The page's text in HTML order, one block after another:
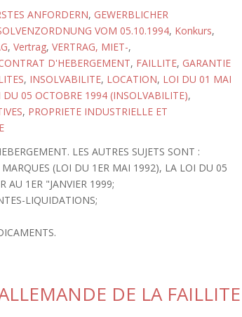
ANFORDERN, GEWERBLICHER
VOM 05.10.1994, Konkurs,
, Vertrag, VERTRAG, MIET-,
D'HEBERGEMENT, FAILLITE, GARANTIE
, INSOLVABILITE, LOCATION, LOI DU 01 MAI
DU 05 OCTOBRE 1994 (INSOLVABILITE),
, PROPRIETE INDUSTRIELLE ET
LES AUTRES SUJETS SONT :
(LOI DU 1ER MAI 1992), LA LOI DU 05
AU 1ER "JANVIER 1999;
LIQUIDATIONS;
DE LA FAILLITE